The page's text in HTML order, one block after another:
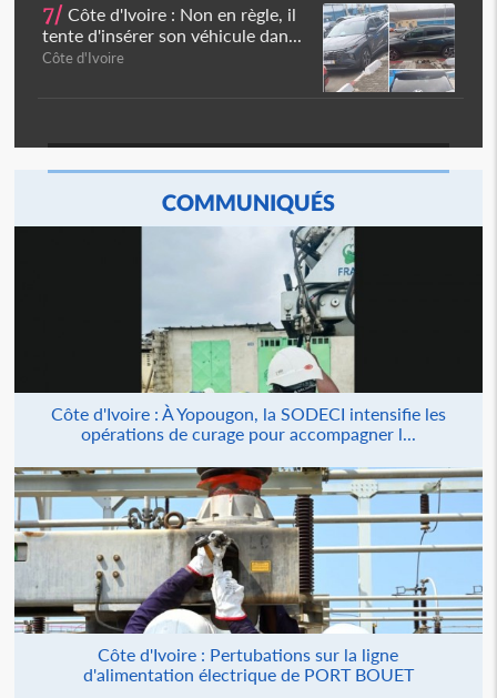
7/ Côte d'Ivoire : Non en règle, il
tente d'insérer son véhicule dan...
Côte d'Ivoire
COMMUNIQUÉS
Côte d'Ivoire : À Yopougon, la SODECI intensifie les
opérations de curage pour accompagner l...
Côte d'Ivoire : Pertubations sur la ligne
d'alimentation électrique de PORT BOUET